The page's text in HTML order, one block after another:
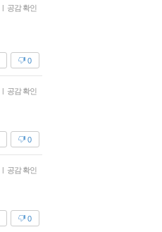
| 공감 확인
0
| 공감 확인
0
| 공감 확인
0